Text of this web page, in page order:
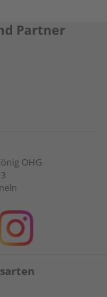
Partner
OHG